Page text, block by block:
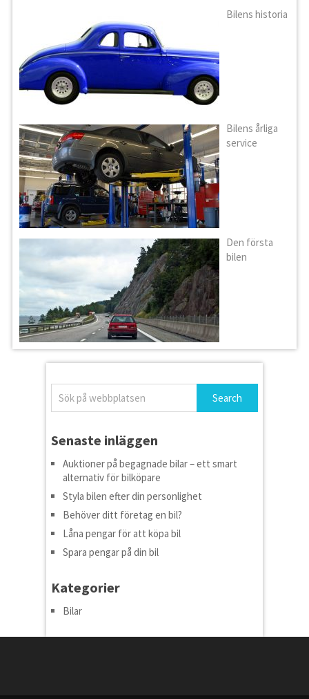
Bilens historia
Bilens årliga
service
Den första
bilen
Senaste inläggen
Auktioner på begagnade bilar – ett smart
alternativ för bilköpare
Styla bilen efter din personlighet
Behöver ditt företag en bil?
Låna pengar för att köpa bil
Spara pengar på din bil
Kategorier
Bilar